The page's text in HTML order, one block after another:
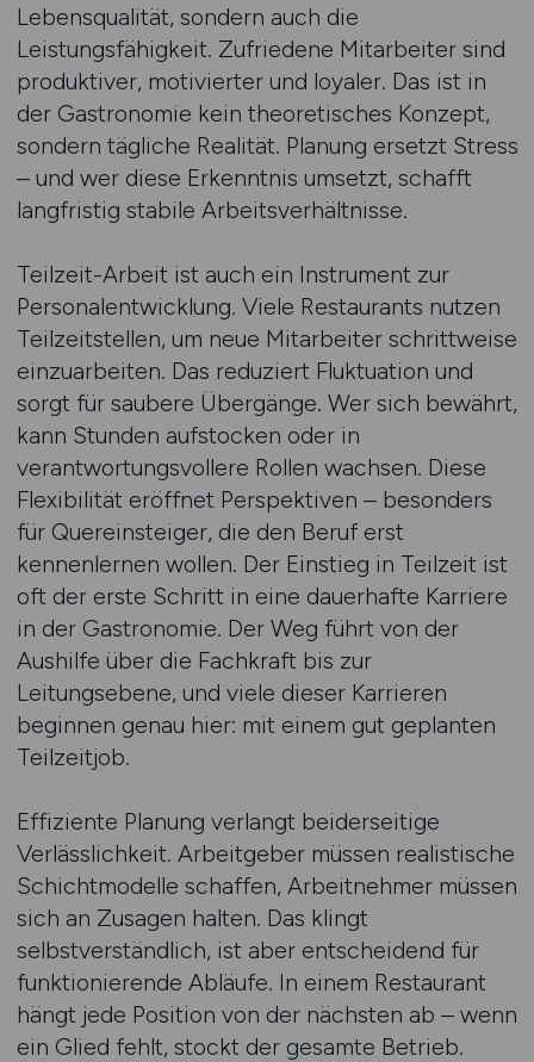
Lebensqualität, sondern auch die
Leistungsfähigkeit. Zufriedene Mitarbeiter sind
produktiver, motivierter und loyaler. Das ist in
der Gastronomie kein theoretisches Konzept,
sondern tägliche Realität. Planung ersetzt Stress
– und wer diese Erkenntnis umsetzt, schafft
langfristig stabile Arbeitsverhältnisse.
Teilzeit-Arbeit ist auch ein Instrument zur
Personalentwicklung. Viele Restaurants nutzen
Teilzeitstellen, um neue Mitarbeiter schrittweise
einzuarbeiten. Das reduziert Fluktuation und
sorgt für saubere Übergänge. Wer sich bewährt,
kann Stunden aufstocken oder in
verantwortungsvollere Rollen wachsen. Diese
Flexibilität eröffnet Perspektiven – besonders
für Quereinsteiger, die den Beruf erst
kennenlernen wollen. Der Einstieg in Teilzeit ist
oft der erste Schritt in eine dauerhafte Karriere
in der Gastronomie. Der Weg führt von der
Aushilfe über die Fachkraft bis zur
Leitungsebene, und viele dieser Karrieren
beginnen genau hier: mit einem gut geplanten
Teilzeitjob.
Effiziente Planung verlangt beiderseitige
Verlässlichkeit. Arbeitgeber müssen realistische
Schichtmodelle schaffen, Arbeitnehmer müssen
sich an Zusagen halten. Das klingt
selbstverständlich, ist aber entscheidend für
funktionierende Abläufe. In einem Restaurant
hängt jede Position von der nächsten ab – wenn
ein Glied fehlt, stockt der gesamte Betrieb.